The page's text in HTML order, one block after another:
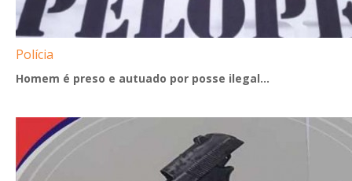
Polícia
Homem é preso e autuado por posse ilegal...